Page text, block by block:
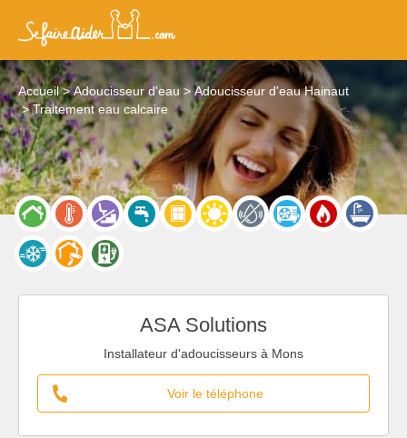
Accueil Adoucisseur d'eau
Adoucisseur d'eau Hainaut
Traitement eau calcaire
ASA Solutions
Installateur d'adoucisseurs à Mons
Voir le téléphone